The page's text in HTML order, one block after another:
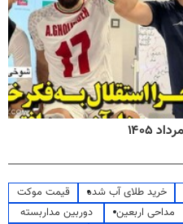
خرید طلای آب شده
قیمت موکت
مداحی اربعین
دوربین مداربسته